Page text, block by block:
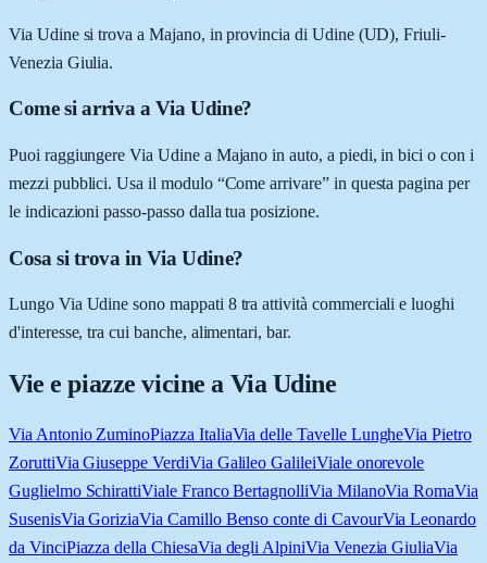
Via Udine si trova a Majano, in provincia di Udine (UD), Friuli-
Venezia Giulia.
Come si arriva a Via Udine?
Puoi raggiungere Via Udine a Majano in auto, a piedi, in bici o con i
mezzi pubblici. Usa il modulo “Come arrivare” in questa pagina per
le indicazioni passo-passo dalla tua posizione.
Cosa si trova in Via Udine?
Lungo Via Udine sono mappati 8 tra attività commerciali e luoghi
d'interesse, tra cui banche, alimentari, bar.
Vie e piazze vicine a Via Udine
Via Antonio ZuminoPiazza ItaliaVia delle Tavelle LungheVia Pietro
ZoruttiVia Giuseppe VerdiVia Galileo GalileiViale onorevole
Guglielmo SchirattiViale Franco BertagnolliVia MilanoVia RomaVia
SusenisVia GoriziaVia Camillo Benso conte di CavourVia Leonardo
da VinciPiazza della ChiesaVia degli AlpiniVia Venezia GiuliaVia